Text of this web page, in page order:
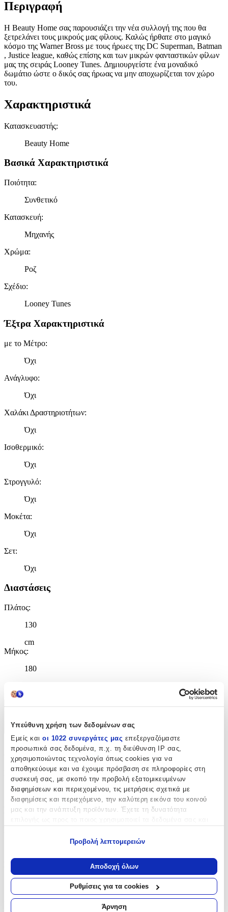
Υπεύθυνη χρήση των δεδομένων σας
Εμείς και οι 1022 συνεργάτες μας επεξεργαζόμαστε
προσωπικά σας δεδομένα, π.χ. τη διεύθυνση IP σας,
χρησιμοποιώντας τεχνολογία όπως cookies για να
αποθηκεύουμε και να έχουμε πρόσβαση σε πληροφορίες στη
συσκευή σας, με σκοπό την προβολή εξατομικευμένων
διαφημίσεων και περιεχομένου, τις μετρήσεις σχετικά με
διαφημίσεις και περιεχόμενο, την καλύτερη εικόνα του κοινού
μας και την ανάπτυξη προϊόντων. Έχετε τη δυνατότητα
Να συλλέξουμε πληροφορίες σχετικά με τη γεωγραφική
σας τοποθεσία, οι οποίες μπορεί να είναι ακριβείς σε
απόσταση μερικών μέτρων
Να αναγνωρίσουμε τη συσκευή σας σαρώνοντας ενεργά
για συγκεκριμένα χαρακτηριστικά (δακτυλικό αποτύπωμα)
Προβολή λεπτομερειών
Αποδοχή όλων
Ρυθμίσεις για τα cookies
Άρνηση
Περιγραφή
Η Beauty Home σας παρουσιάζει την νέα συλλογή της που θα
ξετρελάνει τους μικρούς μας φίλους. Καλώς ήρθατε στο μαγικό
κόσμο της Warner Bross με τους ήρωες της DC Superman, Batman
, Justice league, καθώς επίσης και των μικρών φανταστικών φίλων
μας της σειράς Looney Tunes. Δημιουργείστε ένα μοναδικό
δωμάτιο ώστε ο δικός σας ήρωας να μην αποχωρίζεται τον χώρο
του.
Χαρακτηριστικά
Κατασκευαστής:
Beauty Home
Βασικά Χαρακτηριστικά
Ποιότητα:
Συνθετικό
Κατασκευή:
Μηχανής
Χρώμα:
Ροζ
Σχέδιο:
Looney Tunes
Έξτρα Χαρακτηριστικά
με το Μέτρο:
Όχι
Ανάγλυφο:
Όχι
Χαλάκι Δραστηριοτήτων:
Όχι
Ισοθερμικό:
Όχι
Στρογγυλό:
Όχι
Μοκέτα:
Όχι
Σετ:
Όχι
Διαστάσεις
Πλάτος:
130
cm
Μήκος:
180
+
Χαρακτηριστικά
Κατασκευαστής:
Beauty Home
Βασικά Χαρακτηριστικά
Κατασκευή
Χρώμα: